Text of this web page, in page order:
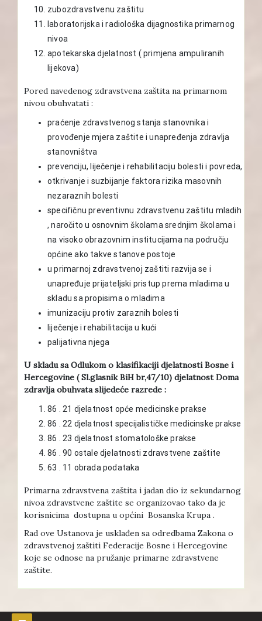
zubozdravstvenu zaštitu
laboratorijska i radiološka dijagnostika primarnog
nivoa
apotekarska djelatnost ( primjena ampuliranih
lijekova)
Pored navedenog zdravstvena zaštita na primarnom
nivou obuhvatati :
praćenje zdravstvenog stanja stanovnika i
provođenje mjera zaštite i unapređenja zdravlja
stanovništva
prevenciju, liječenje i rehabilitaciju bolesti i povreda,
otkrivanje i suzbijanje faktora rizika masovnih
nezaraznih bolesti
specifičnu preventivnu zdravstvenu zaštitu mladih
, naročito u osnovnim školama srednjim školama i
na visoko obrazovnim institucijama na području
općine ako takve stanove postoje
u primarnoj zdravstvenoj zaštiti razvija se i
unapređuje prijateljski pristup prema mladima u
skladu sa propisima o mladima
imunizaciju protiv zaraznih bolesti
liječenje i rehabilitacija u kući
palijativna njega
U skladu sa Odlukom o klasifikaciji djelatnosti Bosne i
Hercegovine ( Sl.glasnik BiH br,47/10) djelatnost Doma
zdravlja obuhvata slijedeće razrede :
86 . 21 djelatnost opće medicinske prakse
86 . 22 djelatnost specijalističke medicinske prakse
86 . 23 djelatnost stomatološke prakse
86 . 90 ostale djelatnosti zdravstvene zaštite
63 . 11 obrada podataka
Primarna zdravstvena zaštita i jadan dio iz sekundarnog
nivoa zdravstvene zaštite se organizovao tako da je
korisnicima dostupna u općini Bosanska Krupa .
Rad ove Ustanova je usklađen sa odredbama Zakona o
zdravstvenoj zaštiti Federacije Bosne i Hercegovine
koje se odnose na pružanje primarne zdravstvene
zaštite.